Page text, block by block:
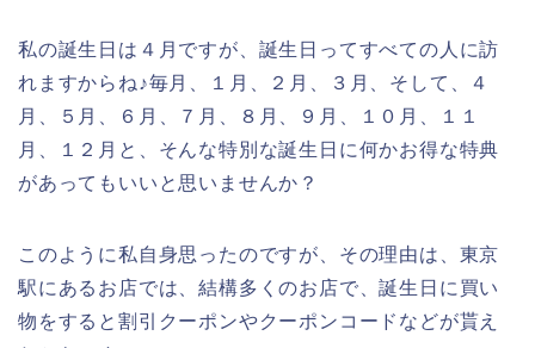
私の誕生日は４月ですが、誕生日ってすべての人に訪
れますからね♪毎月、１月、２月、３月、そして、４
月、５月、６月、７月、８月、９月、１０月、１１
月、１２月と、そんな特別な誕生日に何かお得な特典
があってもいいと思いませんか？
このように私自身思ったのですが、その理由は、東京
駅にあるお店では、結構多くのお店で、誕生日に買い
物をすると割引クーポンやクーポンコードなどが貰え